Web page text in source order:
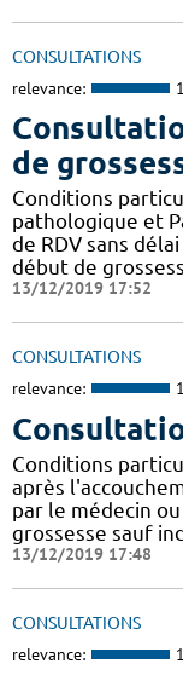
CONSULTATIONS
relevance:
de
Conditions
pathologique et
de RDV sans
début de
13/12/2019 17:52
CONSULTATIONS
relevance:
Conditions
après
par le médecin
grossesse sauf
13/12/2019 17:48
CONSULTATIONS
relevance: